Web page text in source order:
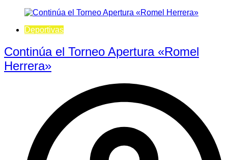
Deportivas
Continúa el Torneo Apertura «Romel
Herrera»